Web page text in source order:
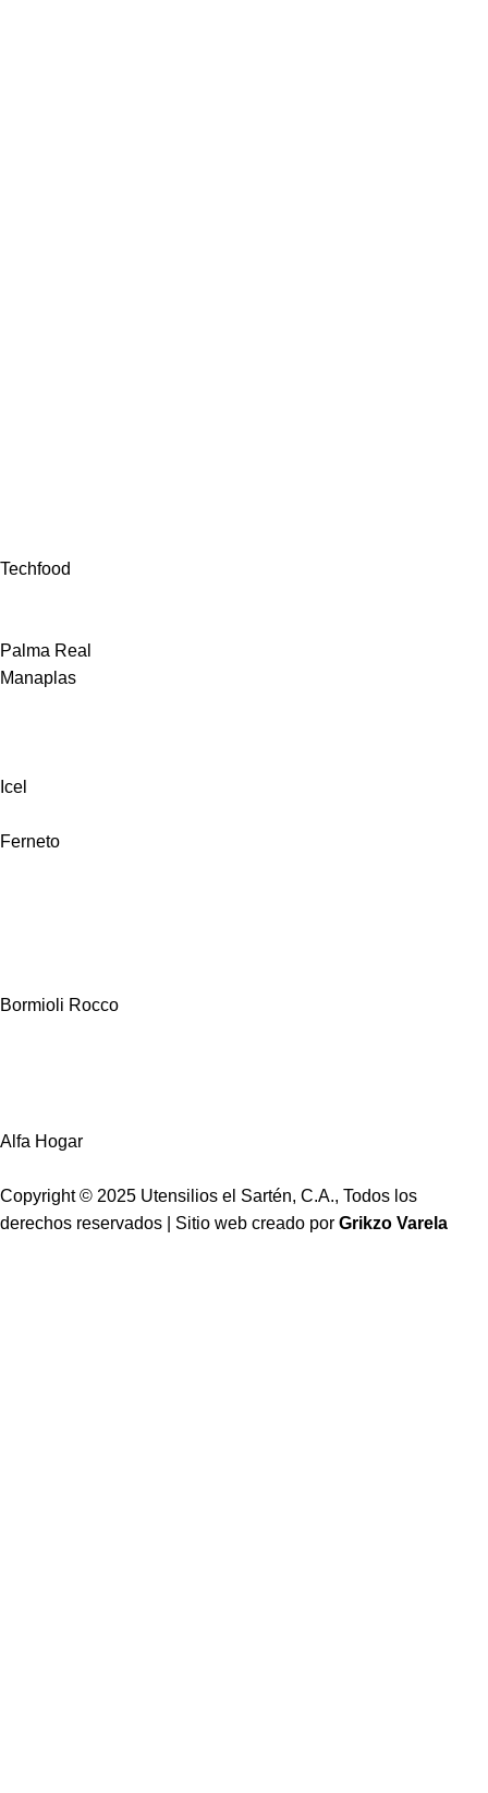
Techfood
Palma Real
Manaplas
Icel
Ferneto
Bormioli Rocco
Alfa Hogar
Copyright © 2025 Utensilios el Sartén, C.A., Todos los
derechos reservados | Sitio web creado por Grikzo Varela